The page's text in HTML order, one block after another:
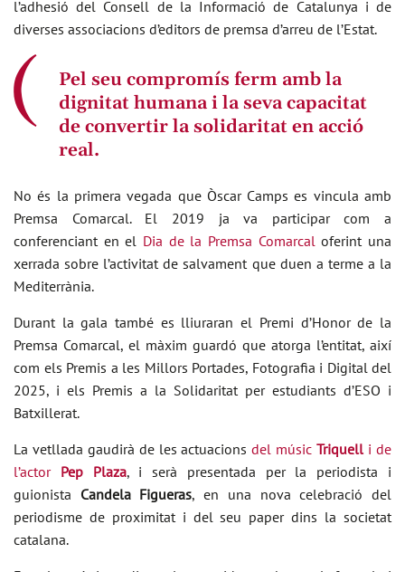
l’adhesió del Consell de la Informació de Catalunya i de
diverses associacions d’editors de premsa d’arreu de l’Estat.
Pel seu compromís ferm amb la
dignitat humana i la seva capacitat
de convertir la solidaritat en acció
real.
No és la primera vegada que Òscar Camps es vincula amb
Premsa Comarcal. El 2019 ja va participar com a
conferenciant en el Dia de la Premsa Comarcaloferint una
xerrada sobre l’activitat de salvament que duen a terme a la
Mediterrània.
Durant la gala també es lliuraran el Premi d’Honor de la
Premsa Comarcal, el màxim guardó que atorga l’entitat, així
com els Premis a les Millors Portades, Fotografia i Digital del
2025, i els Premis a la Solidaritat per estudiants d’ESO i
Batxillerat.
La vetllada gaudirà de les actuacionsdel músicTriquelli de
l’actor Pep Plaza, i serà presentada per la periodista i
guionista Candela Figueras, en una nova celebració del
periodisme de proximitat i del seu paper dins la societat
catalana.